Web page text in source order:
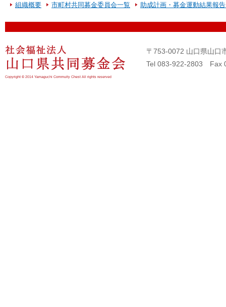
組織概要 市町村共同募金委員会一覧 助成計画・募金運動結果報
〒753-0072 山口県山口
Tel 083-922-2803 Fax
Copyright © 2014 Yamaguchi Commuity Chest All rights reserved